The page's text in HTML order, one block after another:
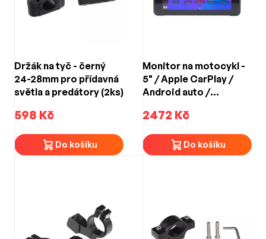
Držák na tyč - černý
24-28mm pro přídavná
světla a predátory (2ks)
598 Kč
Do košíku
Monitor na motocykl -
5" / Apple CarPlay /
Android auto /
2472 Kč
Do košíku